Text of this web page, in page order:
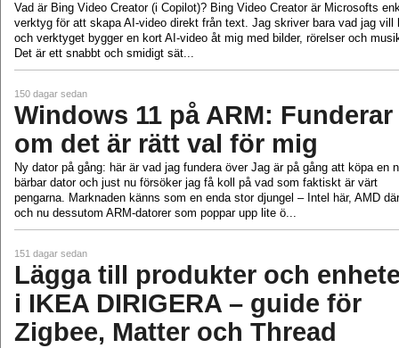
Vad är Bing Video Creator (i Copilot)? Bing Video Creator är Microsofts
verktyg för att skapa AI‑video direkt från text. Jag skriver bara vad jag vill
och verktyget bygger en kort AI‑video åt mig med bilder, rörelser och
Det är ett snabbt och smidigt sät...
150 dagar sedan
Windows 11 på ARM: Funderar
om det är rätt val för mig
Ny dator på gång: här är vad jag fundera över Jag är på gång att köpa en
bärbar dator och just nu försöker jag få koll på vad som faktiskt är värt
pengarna. Marknaden känns som en enda stor djungel – Intel här, AMD där
och nu dessutom ARM‑datorer som poppar upp lite ö...
151 dagar sedan
Lägga till produkter och
i IKEA DIRIGERA – guide för
Zigbee, Matter och Thread